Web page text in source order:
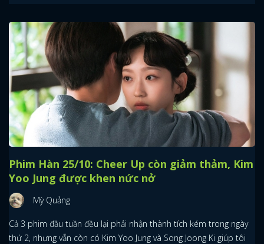
Phim Hàn 25/10: Cheer Up còn giảm thảm, Kim
Yoo Jung được khen nức nở
Mỳ Quảng
Cả 3 phim đầu tuần đều lại phải nhận thành tích kém trong ngày
thứ 2, nhưng vẫn còn có Kim Yoo Jung và Song Joong Ki giúp tôi